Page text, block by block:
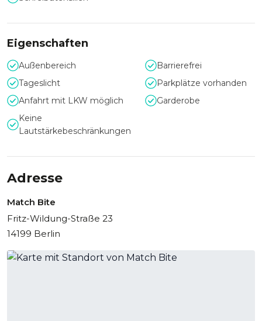
Alles für ein gelungenes Event
Kinderfreundlicher Bereich, kostenloses WLAN und separate
Raucherzone sorgen dafür, dass alle Gäste sich wohlfühlen
und jede Anforderung bedacht wird. Ohne Einschränkungen
Möglichkeit für Partys und Feiern mit energiegeladenem
Charakter. Das MATCH BITE Restaurant liefert Raum,
Eigenschaften
Außenbereich
Barrierefrei
Tageslicht
Parkplätze vorhanden
Anfahrt mit LKW möglich
Garderobe
Keine
Lautstärkebeschränkungen
Adresse
Match Bite
Fritz-Wildung-Straße 23
14199 Berlin